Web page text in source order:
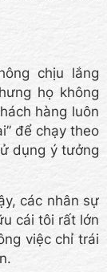
chịu lắng
họ không
hàng luôn
để chạy theo
dụng ý tưởng
các nhân sự
cái tôi rất lớn
việc chỉ trái